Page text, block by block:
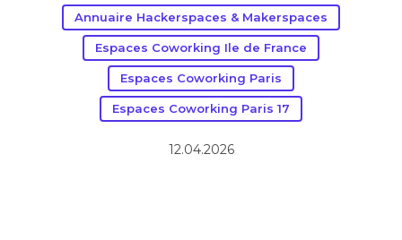
Annuaire Hackerspaces & Makerspaces
Espaces Coworking Ile de France
Espaces Coworking Paris
Espaces Coworking Paris 17
12.04.2026